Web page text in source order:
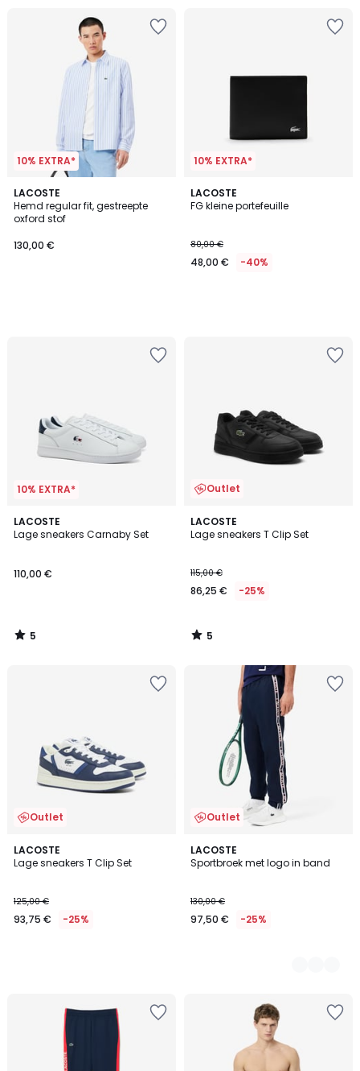
10% EXTRA*
LACOSTE
Hemd regular fit, gestreepte
oxford stof
130,00 €
10% EXTRA*
LACOSTE
FG kleine portefeuille
80,00 €
48,00 € -40%
10% EXTRA*
LACOSTE
Lage sneakers Carnaby Set
110,00 €
5
/
5
/
Outlet
LACOSTE
Lage sneakers T Clip Set
115,00 €
86,25 € -25%
5
/
5
/
Outlet
LACOSTE
Lage sneakers T Clip Set
125,00 €
93,75 € -25%
Outlet
LACOSTE
Sportbroek met logo in band
130,00 €
97,50 € -25%
2
Kleuren